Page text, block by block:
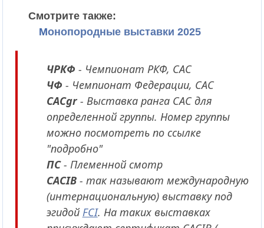
Смотрите также:
Монопородные выставки 2025
ЧРКФ - Чемпионат РКФ, CAC
ЧФ - Чемпионат Федерации, CAC
CACgr- Выставка ранга CAC для
определенной группы. Номер группы
можно посмотреть по ссылке
"подробно"
ПС- Племенной смотр
CACIB- так называют международную
(интернациональную) выставку под
эгидой FCI. На таких выставках